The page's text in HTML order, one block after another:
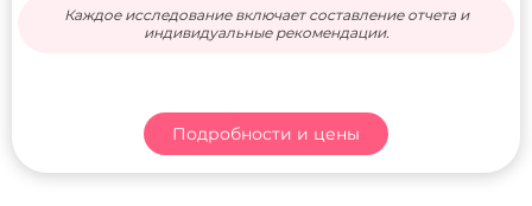
Каждое исследование включает составление отчета и
индивидуальные рекомендации.
Подробности и цены